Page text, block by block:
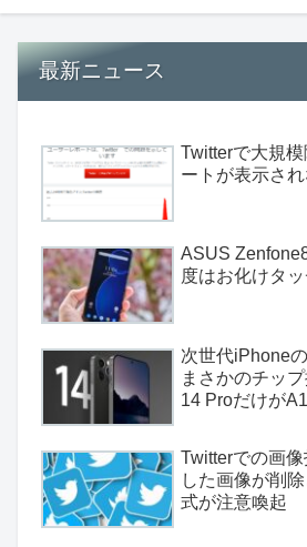
最新ニュース
Twitterで大規
ートが表示さ
ASUS
度はお化けタ
次世代iPhone
まさかのチッ
14 Proだけが
Twitterでの画
した画像が削
式が注意喚起